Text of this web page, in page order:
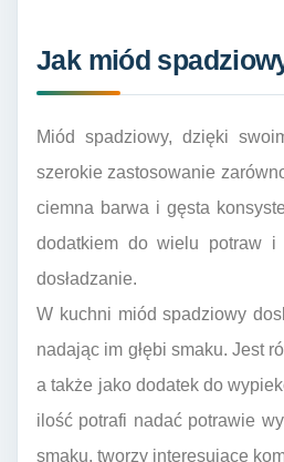
Jak miód
Miód spadziowy, dzięki
szerokie zastosowanie
ciemna barwa i gęsta
dodatkiem do wielu potraw i
dosładzanie.
W kuchni miód spadziowy
nadając im głębi smaku. Jest
a także jako dodatek do
ilość potrafi nadać potrawie
smaku, tworzy interesujące